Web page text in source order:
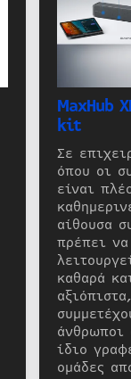
MaxHub
kit
Σε
όπου οι
είναι
αίθουσα
πρέπει να
καθαρά
άνθρωποι
ίδιο
ομάδες